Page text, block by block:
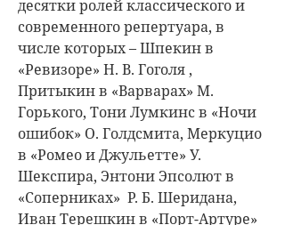
десятки ролей классического и
современного репертуара, в
числе которых – Шпекин в
«Ревизоре» Н. В. Гоголя ,
Притыкин в «Варварах» М.
Горького, Тони Лумкинс в «Ночи
ошибок» О. Голдсмита, Меркуцио
в «Ромео и Джульетте» У.
Шекспира, Энтони Эпсолют в
«Соперниках» Р. Б. Шеридана,
Иван Терешкин в «Порт-Артуре»